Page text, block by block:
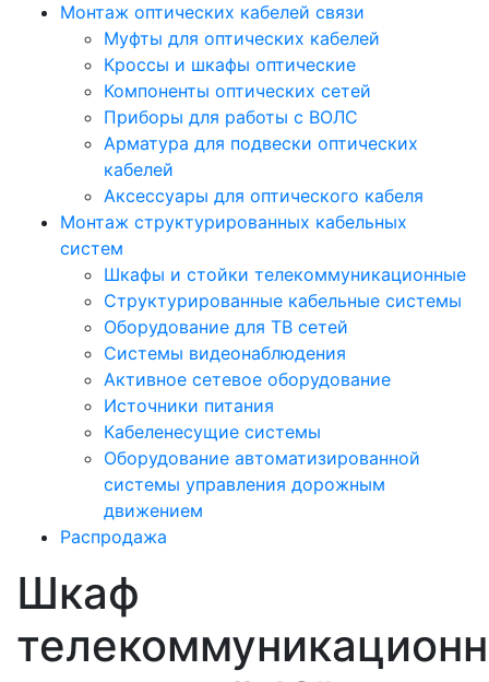
Монтаж оптических кабелей связи
Муфты для оптических кабелей
Кроссы и шкафы оптические
Компоненты оптических сетей
Приборы для работы с ВОЛС
Арматура для подвески оптических
кабелей
Аксессуары для оптического кабеля
Монтаж структурированных кабельных
систем
Шкафы и стойки телекоммуникационные
Структурированные кабельные системы
Оборудование для ТВ сетей
Системы видеонаблюдения
Активное сетевое оборудование
Источники питания
Кабеленесущие системы
Оборудование автоматизированной
системы управления дорожным
движением
Распродажа
Шкаф